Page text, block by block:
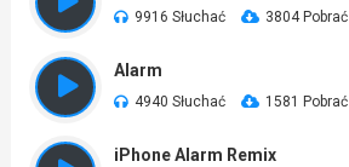
9916 Słuchać 3804 Pobrać
Alarm
4940 Słuchać 1581 Pobrać
iPhone Alarm Remix